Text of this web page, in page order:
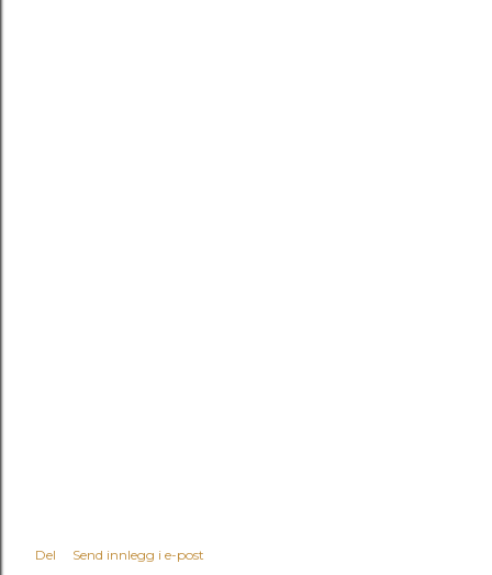
Del
Send innlegg i e-post